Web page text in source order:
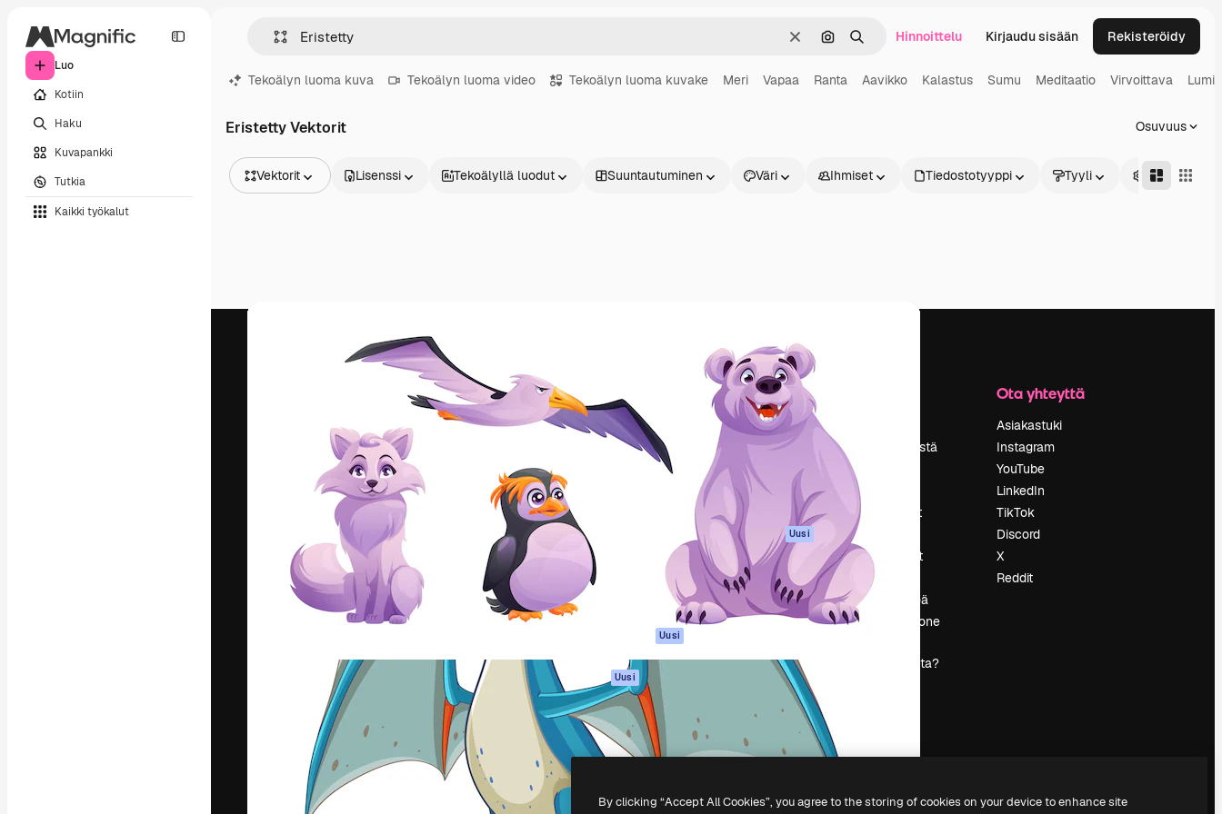
Luo
Kotiin
Haku
Kuvapankki
Tutkia
Kaikki työkalut
SelkeäHae kuvan perusteella
Haku Hinnoittelu Kirjaudu sisään Rekisteröidy
Tekoälyn luoma kuva Tekoälyn luoma video Tekoälyn luoma kuvake Meri Vapaa Ranta Aavikko Kalastus Sumu Meditaatio Virvoittava
Eristetty Vektorit Osuvuus
Vektorit
Videot
Lisenssi Tekoälyllä luodut Suuntautuminen Väri Ihmiset Tiedostotyyppi Tyyli Edistynyt
Luova alusta parhaiden töidesi
toteuttamiseen. Yli miljoona tilaajaa
luovien alojen ammattilaisten, yritysten,
toimistojen ja studioiden joukossa.
Suomi
Tuotteet
Spaces
Tekoälyavustaja
Tekoälyllä toimiva
Tekoälyllä toimiva
videogeneraattori
Tekoälyllä toimiva
äänigeneraattori
Kuvapankkisisältö
MCP
ChatGPT:lle
Uusi
Agentit Uusi
API
Mobiilisovellus
Kaikki Magnific-
työkalut
Aloita
Academy
Dokumentaatio
Tuki
Käyttöehdot
Tietosuojakäytäntö
Alkuperäiset Uusi
Evästepolitiikka
Luottamuskeskus
Kumppanit
Yrityksille
Tietoja meistä
Reviews
Urat
Hakutrendit
Blogi
Tapahtumat
Slidesgo
Myy sisältöä
Lehdistöhuone
magnific.ai:ta?
Ota yhteyttä
Asiakastuki
Instagram
YouTube
LinkedIn
TikTok
Discord
X
Reddit
By clicking “Accept All Cookies”, you agree to the storing of cookies on your device to enhance site